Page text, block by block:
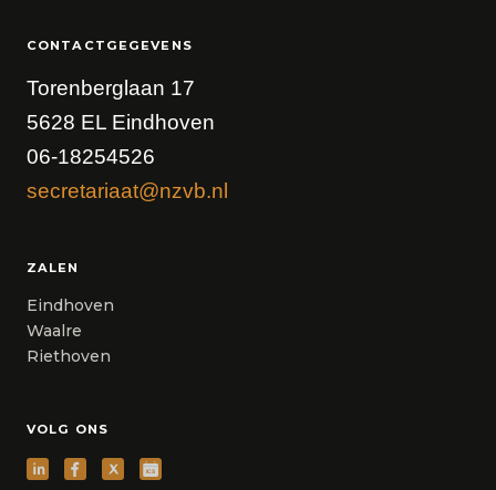
CONTACTGEGEVENS
Torenberglaan 17
5628 EL Eindhoven
06-18254526
secretariaat@nzvb.nl
ZALEN
Eindhoven
Waalre
Riethoven
VOLG ONS